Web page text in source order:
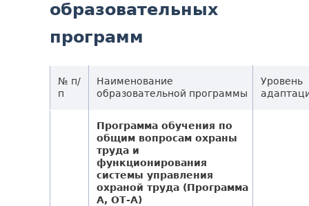
образовательных
программ
№ п/
п
Наименование
образовательной программы
Уровень
Программа обучения по
общим вопросам охраны
труда и
функционирования
системы управления
охраной труда (Программа
А, ОТ-А)